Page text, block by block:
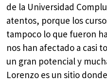
de la Universidad
atentos, porque los
tampoco lo que fueron
nos han afectado a casi
un gran potencial y
Lorenzo es un sitio